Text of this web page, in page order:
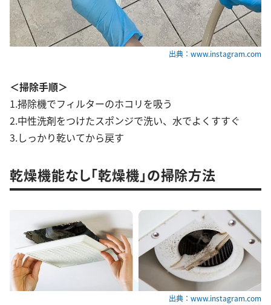
出典：www.instagram.com
＜掃除手順＞
1.掃除機でフィルターのホコリを吸う
2.中性洗剤をつけたスポンジで洗い、水でよくすすぐ
3.しっかり乾いてから戻す
乾燥機能なし「乾燥機」の掃除方法
出典：www.instagram.com